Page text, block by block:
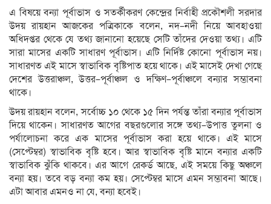
এ বিষয়ে বন্যা পূর্বাভাস ও সতর্কীকরণ কেন্দ্রের নির্বাহী প্রকৌশলী সরদার
উদয় রায়হান আজকের পত্রিকাকে বলেন, নদ–নদী নিয়ে আবহাওয়া
অধিদপ্তর থেকে যে তথ্য জানানো হয়েছে সেটি তাঁদের দেওয়া তথ্য। এটি
সারা মাসের একটি সাধারণ পূর্বাভাস। এটি নির্দিষ্ট কোনো পূর্বাভাস নয়।
সাধারণত এই মাসে স্বাভাবিক বৃষ্টিপাত হয়ে থাকে। এই মাসেই দেখা গেছে
দেশের উত্তরাঞ্চল, উত্তর–পূর্বাঞ্চল ও দক্ষিণ–পূর্বাঞ্চলে বন্যার সম্ভাবনা
থাকে।
উদয় রায়হান বলেন, সর্বোচ্চ ১০ থেকে ১৫ দিন পর্যন্ত তাঁরা বন্যার পূর্বাভাস
দিয়ে থাকেন। সাধারণত আগের বছরগুলোর সঙ্গে তথ্য–উপাত্ত তুলনা ও
পর্যালোচনা করে এক মাসের পূর্বাভাস করা হয়ে থাকে। এই মাসে
(সেপ্টেম্বর) স্বাভাবিক বৃষ্টি হবে। আর স্বাভাবিক বৃষ্টি মানে বন্যার একটি
স্বাভাবিক ঝুঁকি থাকবে। এর আগে রেকর্ড আছে, এই সময়ে কিছু অঞ্চলে
বন্যা হয়। তবে বড় বন্যা কম হয়। সেপ্টেম্বর মাসে এমন সম্ভাবনা আছে।
এটা আবার এমনও না যে, বন্যা হবেই।